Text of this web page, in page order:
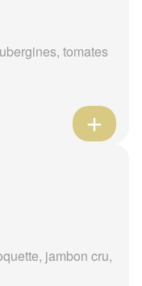
tomates
jambon cru,